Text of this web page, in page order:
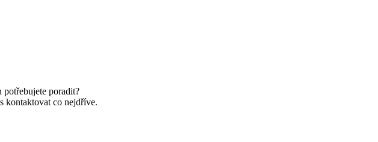
potřebujete poradit?
kontaktovat co nejdříve.